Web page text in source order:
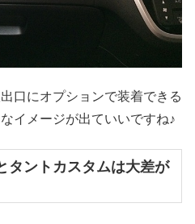
口にオプションで装着できる
イメージが出ていいですね♪
タントカスタムは大差が